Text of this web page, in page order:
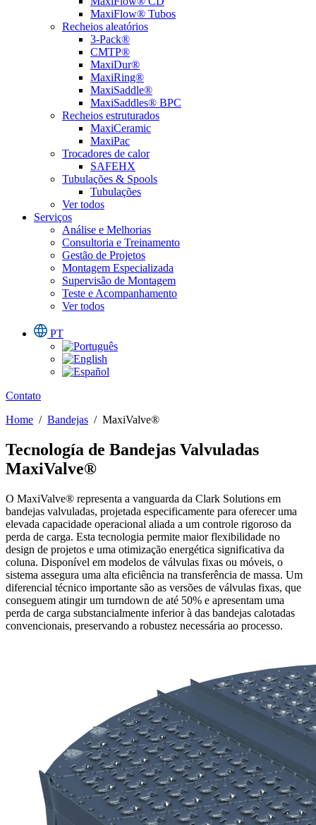
MaxiFlow® Tubos
Recheios aleatórios
3-Pack®
CMTP®
MaxiDur®
MaxiRing®
MaxiSaddle®
MaxiSaddles® BPC
Recheios estruturados
MaxiCeramic
MaxiPac
Trocadores de calor
SAFEHX
Tubulações & Spools
Tubulações
Ver todos
Serviços
Análise e Melhorias
Consultoria e Treinamento
Gestão de Projetos
Montagem Especializada
Supervisão de Montagem
Teste e Acompanhamento
Ver todos
PT
Contato
Home / Bandejas / MaxiValve®
Tecnología de Bandejas Valvuladas
MaxiValve®
O MaxiValve® representa a vanguarda da Clark Solutions em
bandejas valvuladas, projetada especificamente para oferecer uma
elevada capacidade operacional aliada a um controle rigoroso da
perda de carga. Esta tecnologia permite maior flexibilidade no
design de projetos e uma otimização energética significativa da
coluna. Disponível em modelos de válvulas fixas ou móveis, o
sistema assegura uma alta eficiência na transferência de massa. Um
diferencial técnico importante são as versões de válvulas fixas, que
conseguem atingir um turndown de até 50% e apresentam uma
perda de carga substancialmente inferior à das bandejas calotadas
convencionais, preservando a robustez necessária ao processo.